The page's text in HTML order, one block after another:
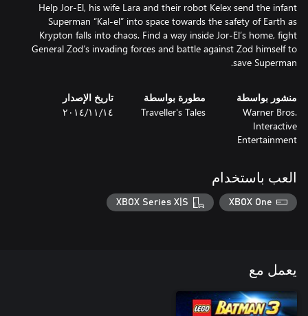
Help Jor-El, his wife Lara and their robot Kelex send the infant
Superman “Kal-el” into space towards the safety of Earth as
Krypton falls into chaos. Find a way inside Jor-El’s home, fight
General Zod’s invading forces and battle against Zod himself to
save Superman.
منشور بواسطة
Warner Bros.
Interactive
Entertainment
مطورة بواسطة
Traveller's Tales
تاريخ الإصدار
١٤‏/١١‏/٢٠١٤
العب باستخدام
XBOX One
XBOX Series X|S
يعمل مع